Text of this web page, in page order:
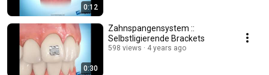
0:12
0:30
Zahnspangensystem ::
Selbstligierende Brackets
598 views 4 years ago